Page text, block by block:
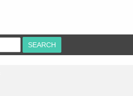
SEARCH